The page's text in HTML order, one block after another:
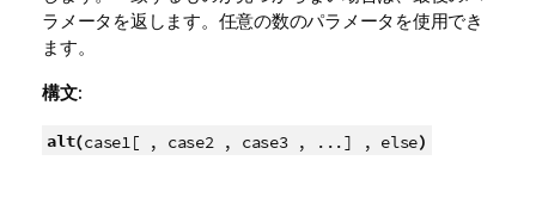
ラメータを返します。任意の数のパラメータを使用でき
ます。
構文:
alt(case1[ , case2 , case3 , ...] , else)